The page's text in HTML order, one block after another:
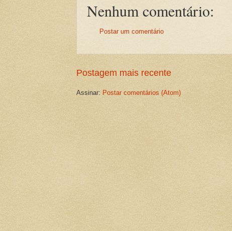
Nenhum comentário:
Postar um comentário
Postagem mais recente
Assinar: Postar comentários (Atom)